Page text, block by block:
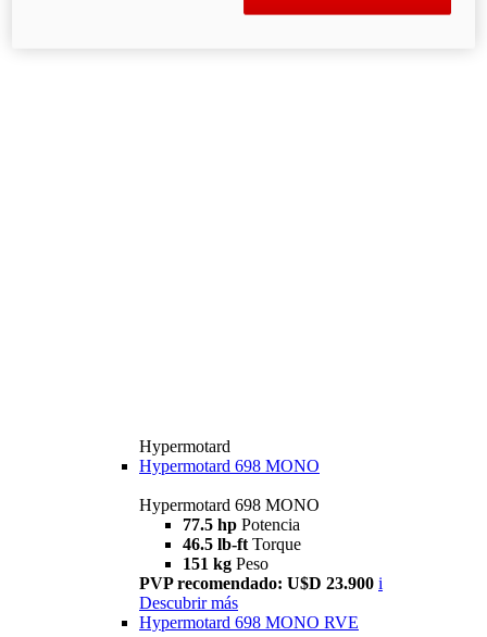
Hypermotard
Hypermotard 698 MONO
Hypermotard 698 MONO
77.5 hp Potencia
46.5 lb-ft Torque
151 kg Peso
PVP recomendado: U$D 23.900 i
Descubrir más
Hypermotard 698 MONO RVE